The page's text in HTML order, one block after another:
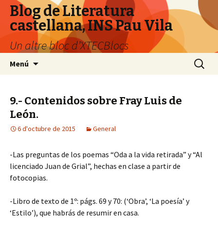
Blog de Literatura
castellana, INS Pau Vila
Un altre bloc d’XTECBlocs
Menú Cerca:
9.- Contenidos sobre Fray Luis de
León.
6 d'octubre de 2015 General
-Las preguntas de los poemas “Oda a la vida retirada” y “Al
licenciado Juan de Grial”, hechas en clase a partir de
fotocopias.
-Libro de texto de 1º: págs. 69 y 70: (‘Obra’, ‘La poesía’ y
‘Estilo’), que habrás de resumir en casa.